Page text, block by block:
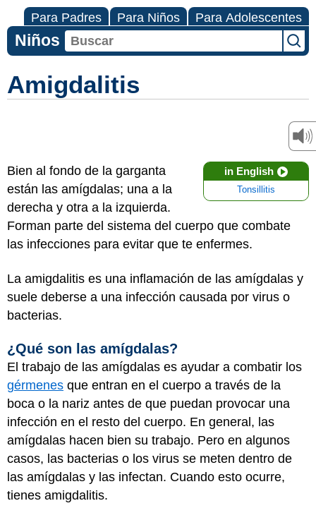
Para Padres Para Niños Para Adolescentes
Niños
Amigdalitis
in English
Tonsillitis
Bien al fondo de la garganta
están las amígdalas; una a la
derecha y otra a la izquierda.
Forman parte del sistema del cuerpo que combate
las infecciones para evitar que te enfermes.
La amigdalitis es una inflamación de las amígdalas y
suele deberse a una infección causada por virus o
bacterias.
¿Qué son las amígdalas?
El trabajo de las amígdalas es ayudar a combatir los
gérmenes que entran en el cuerpo a través de la
boca o la nariz antes de que puedan provocar una
infección en el resto del cuerpo. En general, las
amígdalas hacen bien su trabajo. Pero en algunos
casos, las bacterias o los virus se meten dentro de
las amígdalas y las infectan. Cuando esto ocurre,
tienes amigdalitis.